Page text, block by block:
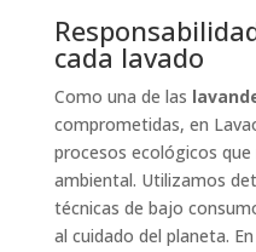
cada lavado
Como una de las
comprometidas, en
procesos ecológicos
ambiental. Utilizamos
técnicas de bajo
al cuidado del planeta.